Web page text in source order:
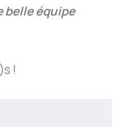
belle équipe
!